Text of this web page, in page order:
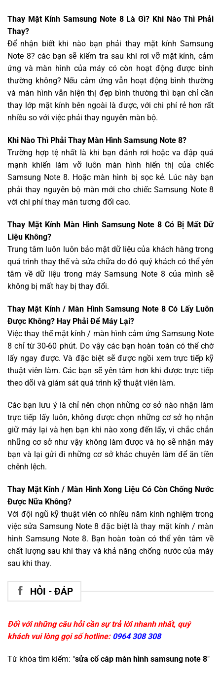
Thay Mặt Kính Samsung Note 8 Là Gì? Khi Nào Thì Phải
Thay?
Để nhận biết khi nào bạn phải thay mặt kính Samsung
Note 8? các bạn sẽ kiểm tra sau khi rơi vỡ mặt kính, cảm
ứng và màn hình của máy có còn hoạt động được bình
thường không? Nếu cảm ứng vẫn hoạt động bình thường
và màn hình vẫn hiện thị đẹp bình thường thì bạn chỉ cần
thay lớp mặt kính bên ngoài là được, với chi phí rẻ hơn rất
nhiều so với việc phải thay nguyên màn bộ.
Khi Nào Thì Phải Thay Màn Hình Samsung Note 8?
Trường hợp tệ nhất là khi bạn đánh rơi hoặc va đập quá
mạnh khiến làm vỡ luôn màn hình hiển thị của chiếc
Samsung Note 8. Hoặc màn hình bị sọc kẻ. Lúc này bạn
phải thay nguyên bộ màn mới cho chiếc Samsung Note 8
với chi phí thay màn tương đối cao.
Thay Mặt Kính Màn Hình Samsung Note 8 Có Bị Mất Dữ
Liệu Không?
Trung tâm luôn luôn bảo mật dữ liệu của khách hàng trong
quá trình thay thế và sửa chữa do đó quý khách có thể yên
tâm về dữ liệu trong máy Samsung Note 8 của mình sẽ
không bị mất hay bị thay đổi.
Thay Mặt Kính / Màn Hình Samsung Note 8 Có Lấy Luôn
Được Không? Hay Phải Để Máy Lại?
Việc thay thế mặt kính / màn hình cảm ứng Samsung Note
8 chỉ từ 30-60 phút. Do vậy các bạn hoàn toàn có thể chờ
lấy ngay được. Và đặc biệt sẽ được ngồi xem trực tiếp kỹ
thuật viên làm. Các bạn sẽ yên tâm hơn khi được trực tiếp
theo dõi và giám sát quá trình kỹ thuật viên làm.
Các bạn lưu ý là chỉ nên chọn những cơ sở nào nhận làm
trực tiếp lấy luôn, không được chọn những cơ sở họ nhận
giữ máy lại và hẹn bạn khi nào xong đến lấy, vì chắc chắn
những cơ sở như vậy không làm được và họ sẽ nhận máy
bạn và lại gửi đi những cơ sở khác chuyên làm để ăn tiền
chênh lệch.
Thay Mặt Kính / Màn Hình Xong Liệu Có Còn Chống Nước
Được Nữa Không?
Với đội ngũ kỹ thuật viên có nhiều năm kinh nghiệm trong
việc sửa Samsung Note 8 đặc biệt là thay mặt kính / màn
hình Samsung Note 8. Bạn hoàn toàn có thể yên tâm về
chất lượng sau khi thay và khả năng chống nước của máy
sau khi thay.
HỎI - ĐÁP
Đối với những câu hỏi cần sự trả lời nhanh nhất, quý
khách vui lòng gọi số hotline: 0964 308 308
Từ khóa tìm kiếm: "sửa cổ cáp màn hình samsung note 8"